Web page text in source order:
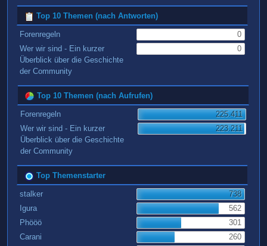
Top 10 Themen (nach Antworten)
Forenregeln
0
Wer wir sind - Ein kurzer
Überblick über die Geschichte
der Community
0
Top 10 Themen (nach Aufrufen)
Forenregeln
225.411
Wer wir sind - Ein kurzer
Überblick über die Geschichte
der Community
223.211
Top Themenstarter
stalker
738
Igura
562
Phööö
301
Carani
260